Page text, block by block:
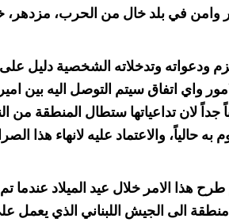
وامن في بلد خال من الحرب، مزدهر،
وتدخلاته الشخصية دليل على
واي اتفاق سيتم التوصل اليه بين
لان تداعياتها ستطال المنطقة من
حالياً، والاعتماد عليه لانهاء هذا
الامر خلال عيد الميلاد عندما
الى الجيش اللبناني الذي يعمل